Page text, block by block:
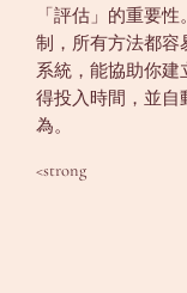
「評估」的重要
制，所有方法都
系統，能協助你建
得投入時間，並自
為。
<strong